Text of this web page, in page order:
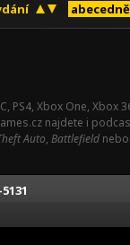
abecedně
PS4, Xbox One, Xbox
najdete i
Auto, Battlefield nebo